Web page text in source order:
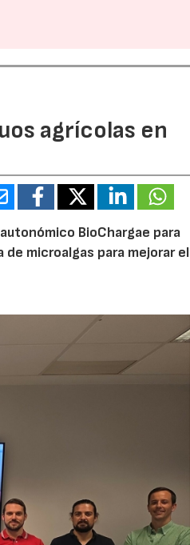
agrícolas en
BioChargae para
microalgas para mejorar el